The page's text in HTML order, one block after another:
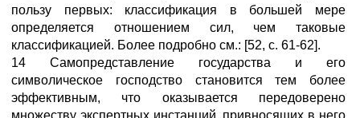
пользу первых: классификация в большей мере
определяется отношением сил, чем таковые
классификацией. Более подробно см.: [52, с. 61-62].
14 Самопредставление государства и его
символическое господство становится тем более
эффективным, что оказывается передоверено
множеству экспертных инстанций, привносящих в него